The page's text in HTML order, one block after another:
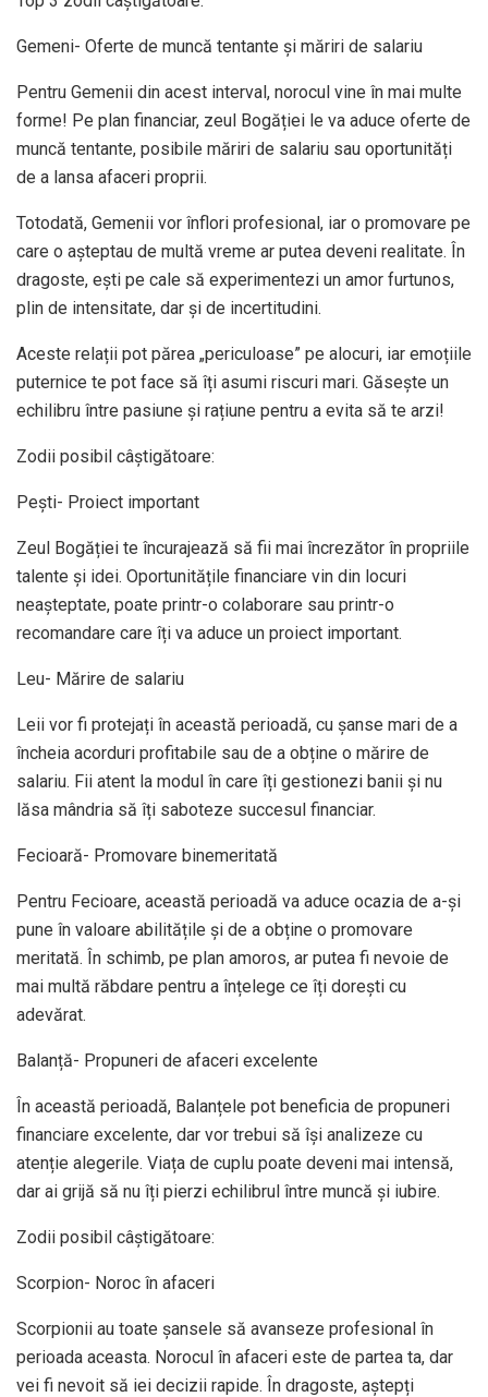
Gemeni- Oferte de muncă tentante și măriri de salariu
Pentru Gemenii din acest interval, norocul vine în mai multe
forme! Pe plan financiar, zeul Bogăției le va aduce oferte de
muncă tentante, posibile măriri de salariu sau oportunități
de a lansa afaceri proprii.
Totodată, Gemenii vor înflori profesional, iar o promovare pe
care o așteptau de multă vreme ar putea deveni realitate. În
dragoste, ești pe cale să experimentezi un amor furtunos,
plin de intensitate, dar și de incertitudini.
Aceste relații pot părea „periculoase” pe alocuri, iar emoțiile
puternice te pot face să îți asumi riscuri mari. Găsește un
echilibru între pasiune și rațiune pentru a evita să te arzi!
Zodii posibil câștigătoare:
Pești- Proiect important
Zeul Bogăției te încurajează să fii mai încrezător în propriile
talente și idei. Oportunitățile financiare vin din locuri
neașteptate, poate printr-o colaborare sau printr-o
recomandare care îți va aduce un proiect important.
Leu- Mărire de salariu
Leii vor fi protejați în această perioadă, cu șanse mari de a
încheia acorduri profitabile sau de a obține o mărire de
salariu. Fii atent la modul în care îți gestionezi banii și nu
lăsa mândria să îți saboteze succesul financiar.
Fecioară- Promovare binemeritată
Pentru Fecioare, această perioadă va aduce ocazia de a-și
pune în valoare abilitățile și de a obține o promovare
meritată. În schimb, pe plan amoros, ar putea fi nevoie de
mai multă răbdare pentru a înțelege ce îți dorești cu
adevărat.
Balanță- Propuneri de afaceri excelente
În această perioadă, Balanțele pot beneficia de propuneri
financiare excelente, dar vor trebui să își analizeze cu
atenție alegerile. Viața de cuplu poate deveni mai intensă,
dar ai grijă să nu îți pierzi echilibrul între muncă și iubire.
Zodii posibil câștigătoare:
Scorpion- Noroc în afaceri
Scorpionii au toate șansele să avanseze profesional în
perioada aceasta. Norocul în afaceri este de partea ta, dar
vei fi nevoit să iei decizii rapide. În dragoste, aștepți